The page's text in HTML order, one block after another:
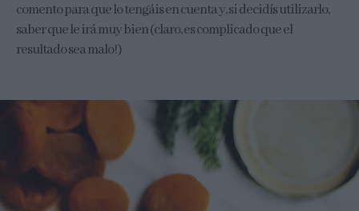
comento para que lo tengáis en cuenta y, si decidís utilizarlo,
saber que le irá muy bien (claro, es complicado que el
resultado sea malo!)